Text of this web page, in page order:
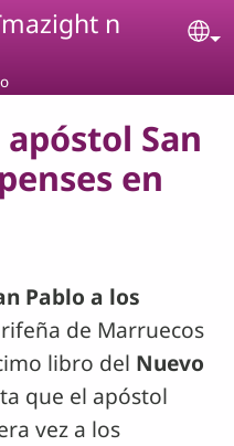
n
San
en
Pablo a los
de Marruecos
libro del Nuevo
que el apóstol
vez a los